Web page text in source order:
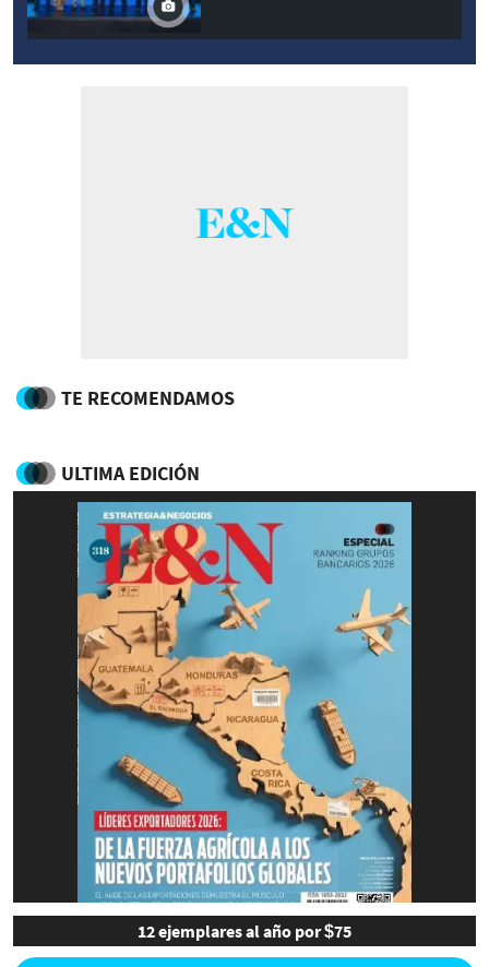
TE RECOMENDAMOS
ULTIMA EDICIÓN
12 ejemplares al año por $75